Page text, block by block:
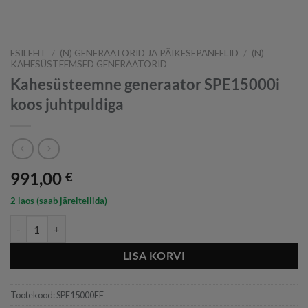
ESILEHT / (N) GENERAATORID JA PÄIKESEPANEELID / (N)
KAHESÜSTEEMSED GENERAATORID
Kahesüsteemne generaator SPE15000i
koos juhtpuldiga
991,00 €
2 laos (saab järeltellida)
LISA KORVI
Tootekood:SPE15000FF